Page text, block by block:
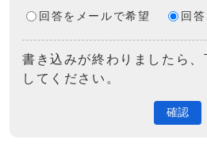
回答をメールで希望 回
書き込みが終わりましたら
してください。
確認